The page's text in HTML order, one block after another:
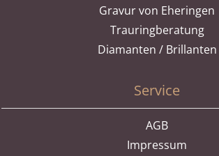
Gravur von Eheringen
Trauringberatung
Diamanten / Brillanten
Service
AGB
Impressum